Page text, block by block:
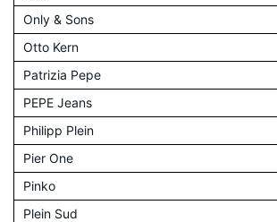
Only & Sons
Otto Kern
Patrizia Pepe
PEPE Jeans
Philipp Plein
Pier One
Pinko
Plein Sud